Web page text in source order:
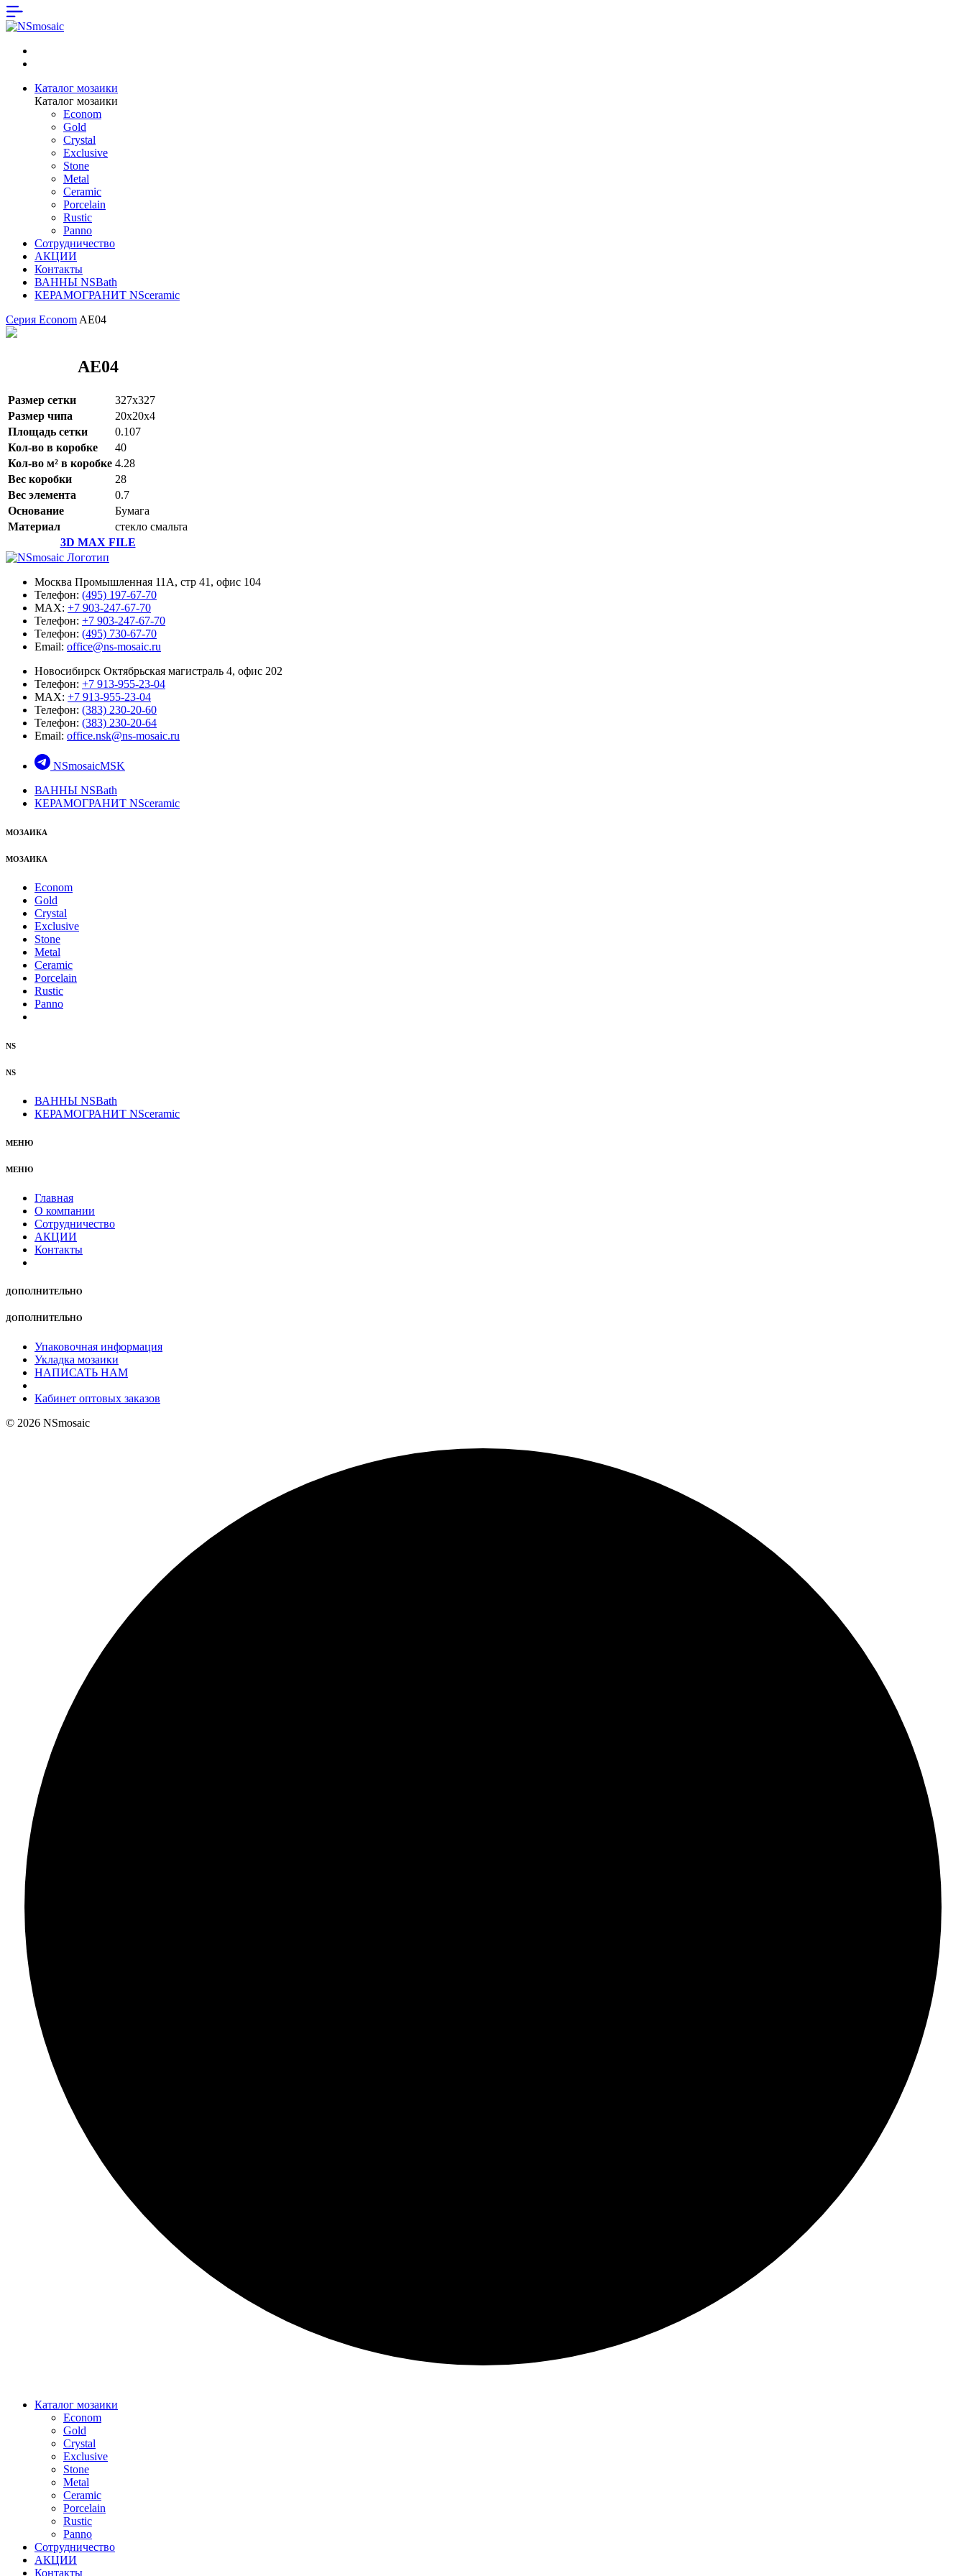
Каталог мозаики
Каталог мозаики
Econom
Gold
Crystal
Exclusive
Stone
Metal
Ceramic
Porcelain
Rustic
Panno
Сотрудничество
АКЦИИ
Контакты
ВАННЫ NSBath
КЕРАМОГРАНИТ NSceramic
Серия Econom AE04
AE04
Размер сетки
327x327
Размер чипа
20x20x4
Площадь сетки
0.107
Кол-во в коробке
40
Кол-во м² в коробке 4.28
Вес коробки
28
Вес элемента
0.7
Основание
Бумага
Материал
стекло смальта
3D MAX FILE
Москва Промышленная 11А, стр 41, офис 104
Телефон: (495) 197-67-70
MAX: +7 903-247-67-70
Телефон: +7 903-247-67-70
Телефон: (495) 730-67-70
Email: office@ns-mosaic.ru
Новосибирск Октябрьская магистраль 4, офис 202
Телефон: +7 913-955-23-04
MAX: +7 913-955-23-04
Телефон: (383) 230-20-60
Телефон: (383) 230-20-64
Email: office.nsk@ns-mosaic.ru
NSmosaicMSK
ВАННЫ NSBath
КЕРАМОГРАНИТ NSceramic
МОЗАИКА
МОЗАИКА
Econom
Gold
Crystal
Exclusive
Stone
Metal
Ceramic
Porcelain
Rustic
Panno
NS
NS
ВАННЫ NSBath
КЕРАМОГРАНИТ NSceramic
МЕНЮ
МЕНЮ
Главная
О компании
Сотрудничество
АКЦИИ
Контакты
ДОПОЛНИТЕЛЬНО
ДОПОЛНИТЕЛЬНО
Упаковочная информация
Укладка мозаики
НАПИСАТЬ НАМ
Кабинет оптовых заказов
© 2026 NSmosaic
Каталог мозаики
Econom
Gold
Crystal
Exclusive
Stone
Metal
Ceramic
Porcelain
Rustic
Panno
Сотрудничество
АКЦИИ
Контакты